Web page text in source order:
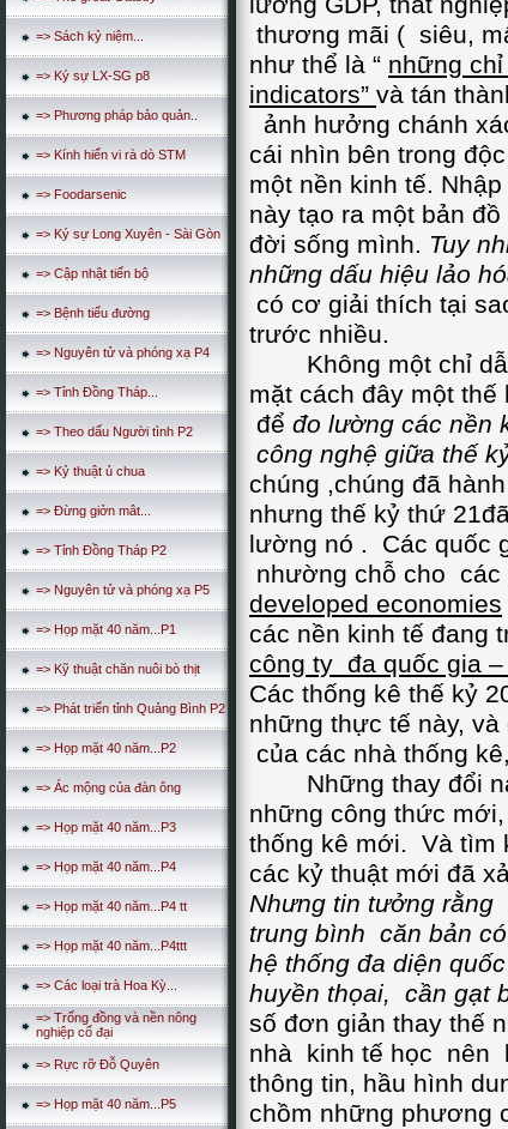
=> Sách kỷ niệm...
=> Ký sự LX-SG p8
=> Phương pháp bảo quản..
=> Kính hiển vi rà dò STM
=> Foodarsenic
=> Ký sự Long Xuyên - Sài Gòn
=> Cập nhật tiến bộ
=> Bệnh tiểu đường
=> Nguyên tử và phóng xạ P4
=> Tỉnh Đồng Tháp...
=> Theo dấu Người tình P2
=> Kỷ thuật ủ chua
=> Đừng giởn mât...
=> Tỉnh Đồng Tháp P2
=> Nguyên tử và phóng xạ P5
=> Họp mặt 40 năm...P1
=> Kỹ thuật chăn nuôi bò thịt
=> Phát triển tỉnh Quảng Bình P2
=> Họp mặt 40 năm...P2
=> Ác mộng của đàn ông
=> Họp mặt 40 năm...P3
=> Họp mặt 40 năm...P4
=> Họp mặt 40 năm...P4 tt
=> Họp mặt 40 năm...P4ttt
=> Các loại trà Hoa Kỳ...
=> Trống đồng và nền nông
nghiệp cổ đại
=> Rực rỡ Đỗ Quyên
=> Họp mặt 40 năm...P5
thương mãi ( siêu,
như thể là “ những
indicators” và tán
ảnh hưởng chánh
cái nhìn bên trong
một nền kinh tế.
này tạo ra một bản
đời sống mình. Tuy
những dấu hiệu lảo
có cơ giải thích tại
trước nhiều.
Không một chỉ
mặt cách đây một
để đo lường các nền
công nghệ giữa thế
chúng ,chúng đã
nhưng thế kỷ thứ
lường nó . Các quốc
nhường chỗ cho các
developed economies
các nền kinh tế đang
công ty đa quốc gia
Các thống kê thế kỷ
những thực tế này,
của các nhà thống
Những thay đổi
những công thức
thống kê mới. Và tìm
các kỷ thuật mới đã
Nhưng tin tưởng
trung bình căn bản
hệ thống đa diện
huyền thọai, cần gạt
số đơn giản thay thế
nhà kinh tế học nên
thông tin, hầu hình
chồm những phương